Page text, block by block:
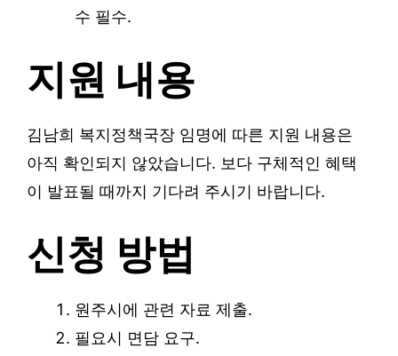
수 필수.
지원 내용
김남희 복지정책국장 임명에 따른 지원 내용은
아직 확인되지 않았습니다. 보다 구체적인 혜택
이 발표될 때까지 기다려 주시기 바랍니다.
신청 방법
원주시에 관련 자료 제출.
필요시 면담 요구.